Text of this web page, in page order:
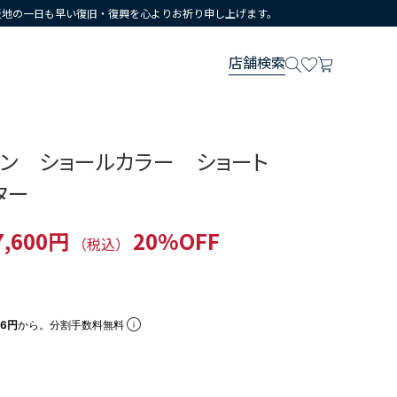
一日も早い復旧・復興を心よりお祈り申し上げます。
店舗検索
ショールカラー ショート
ー
円 （税込）
20%OFF
円から。分割手数料無料